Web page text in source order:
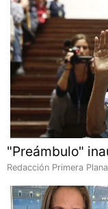
"Preámbulo"
Redacción Primera Plana